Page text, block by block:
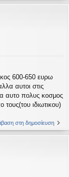
600-650 ευρω
αυτοι στις
αυτο πολυς κοσμος
ιδιωτικου)
στη δημοσίευση